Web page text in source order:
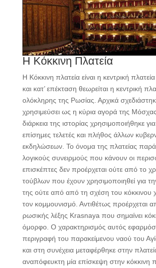
Η Κόκκινη Πλατεία
Η Κόκκινη πλατεία είναι η κεντρική
και κατ’ επέκταση θεωρείται η κεντρική
ολόκληρης της Ρωσίας. Αρχικά
χρησιμεύσει ως η κύρια αγορά της
διάρκεια της ιστορίας χρησιμοποιήθηκε
επίσημες τελετές και πλήθος άλλων
εκδηλώσεων. Το όνομα της πλατείας
λογικούς συνειρμούς που κάνουν οι
επισκέπτες δεν προέρχεται ούτε από το
τούβλων που έχουν χρησιμοποιηθεί για
της ούτε από από τη σχέση του κόκκινου
τον κομμουνισμό. Αντιθέτως προέρχεται
ρωσικής λέξης Krasnaya που σημαίνει
όμορφο. Ο χαρακτηρισμός αυτός
περιγραφή του παρακείμενου ναού του
και στη συνέχεια μεταφέρθηκε στην
αναπόφευκτη μία επίσκεψη στην κόκκινη